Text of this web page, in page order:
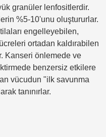
granüler lenfositlerdir.
%5-10'unu oluştururlar.
engelleyebilen,
ortadan kaldırabilen
Kanseri önlemede ve
benzersiz etkilere
vücudun "ilk savunma
tanınırlar.